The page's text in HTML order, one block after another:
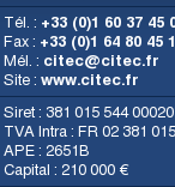
Tél. : +33 (0)1 60 37 45
Fax : +33 (0)1 64 80 45
Mél. : citec@citec.fr
Site : www.citec.fr
Siret : 381 015 544 00020
TVA Intra : FR 02 381
APE : 2651B
Capital : 210 000 €